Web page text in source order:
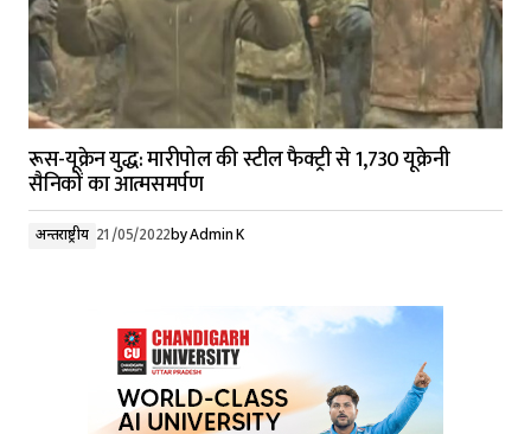
रूस-यूक्रेन युद्ध: मारीपोल की स्टील फैक्ट्री से 1,730 यूक्रेनी
सैनिकों का आत्मसमर्पण
अन्तर्राष्ट्रीय 21/05/2022byAdmin K